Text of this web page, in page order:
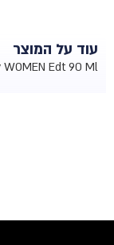
עוד על המוצר
WOMEN Edt 90 Ml